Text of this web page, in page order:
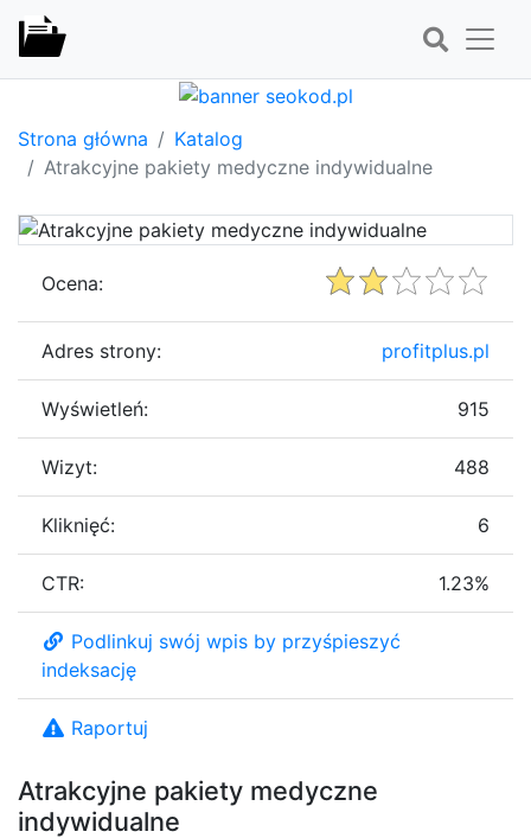
Strona główna
Katalog
Atrakcyjne pakiety medyczne indywidualne
Atrakcyjne pakiety medyczne
indywidualne
Ocena:
Adres strony: profitplus.pl
Wyświetleń: 915
Wizyt: 488
Kliknięć: 6
CTR: 1.23%
Podlinkuj swój wpis by przyśpieszyć
indeksację
Raportuj